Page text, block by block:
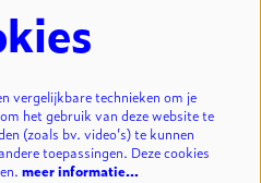
vergelijkbare technieken om je
het gebruik van deze website te
(zoals bv. video’s) te kunnen
toepassingen. Deze cookies
meer informatie…